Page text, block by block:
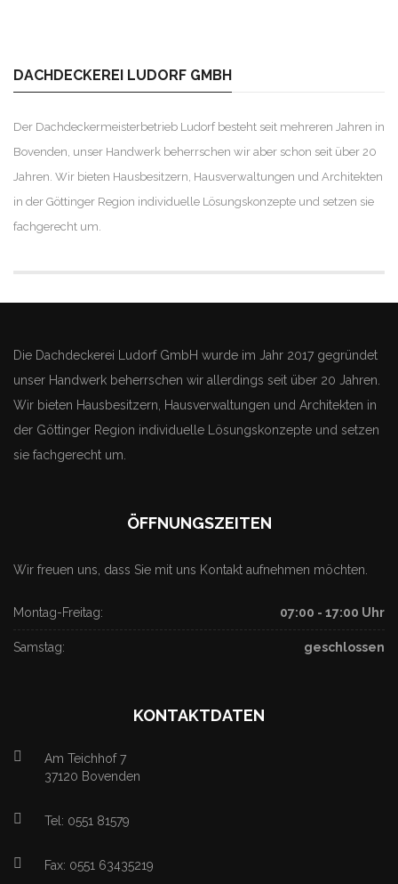
DACHDECKEREI LUDORF GMBH
Der Dachdeckermeisterbetrieb Ludorf besteht seit mehreren Jahren in
Bovenden, unser Handwerk beherrschen wir aber schon seit über 20
Jahren. Wir bieten Hausbesitzern, Hausverwaltungen und Architekten
in der Göttinger Region individuelle Lösungskonzepte und setzen sie
fachgerecht um.
Die Dachdeckerei Ludorf GmbH wurde im Jahr 2017 gegründet
unser Handwerk beherrschen wir allerdings seit über 20 Jahren.
Wir bieten Hausbesitzern, Hausverwaltungen und Architekten in
der Göttinger Region individuelle Lösungskonzepte und setzen
sie fachgerecht um.
ÖFFNUNGSZEITEN
Wir freuen uns, dass Sie mit uns Kontakt aufnehmen möchten.
Montag-Freitag: 07:00 - 17:00 Uhr
Samstag: geschlossen
KONTAKTDATEN
Am Teichhof 7
37120 Bovenden
Tel: 0551 81579
Fax: 0551 63435219